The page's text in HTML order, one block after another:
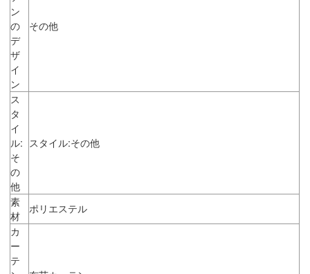
ン
の
デ
ザ
イ
ン
その他
ス
タ
イ
ル:
そ
の
他
スタイル:その他
素
材
ポリエステル
カ
ー
テ